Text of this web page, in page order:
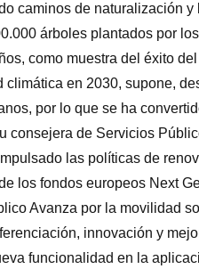
caminos de naturalización
árboles plantados por
como muestra del éxito
climática en 2030, supone,
por lo que se ha
consejera de Servicios
las políticas de
los fondos europeos Next
Avanza por la movilidad
innovación y
funcionalidad en la